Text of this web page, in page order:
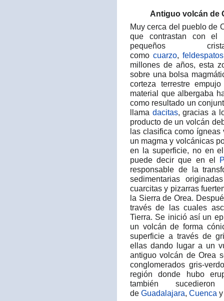
Antiguo volcán de
Muy cerca del pueblo de
que contrastan con el
pequeños
como cuarzo, feldespatos
millones de años, esta
sobre una bolsa
corteza terrestre
material que albergaba
como resultado un
llama dacitas, gracias a
producto de un volcán
las clasifica como ígneas
un magma y volcánicas
en la superficie, no en
puede decir que en el
responsable de la
sedimentarias
cuarcitas y pizarras
la Sierra de Orea.
través de las cuales
Tierra. Se inició así un
un volcán de forma
superficie a través de
ellas dando lugar a un
antiguo volcán de Orea
conglomerados gris-
región donde hubo
también
de Guadalajara, Cuenca